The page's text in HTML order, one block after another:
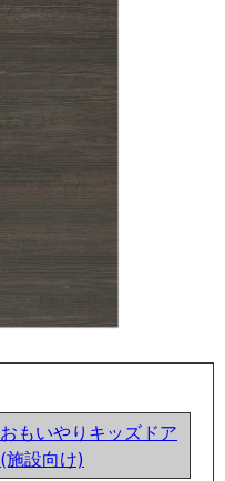
おもいやりキッズドア
(施設向け)